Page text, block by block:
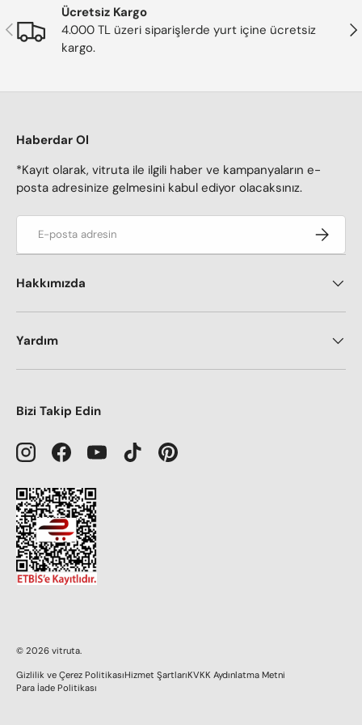
Önceki
Ücretsiz Kargo
4.000 TL üzeri siparişlerde yurt içine ücretsiz
kargo.
Haberdar Ol
*Kayıt olarak, vitruta ile ilgili haber ve kampanyaların e-
posta adresinize gelmesini kabul ediyor olacaksınız.
Kaydol
Hakkımızda
Yardım
Bizi Takip Edin
InstagramFacebookYouTubeTikTokPinterest
© 2026 vitruta.
Gizlilik ve Çerez PolitikasıHizmet ŞartlarıKVKK Aydınlatma Metni
Para İade Politikası